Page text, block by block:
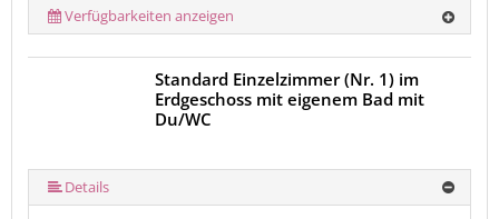
Verfügbarkeiten anzeigen
Standard Einzelzimmer (Nr. 1) im
Erdgeschoss mit eigenem Bad mit
Du/WC
Details